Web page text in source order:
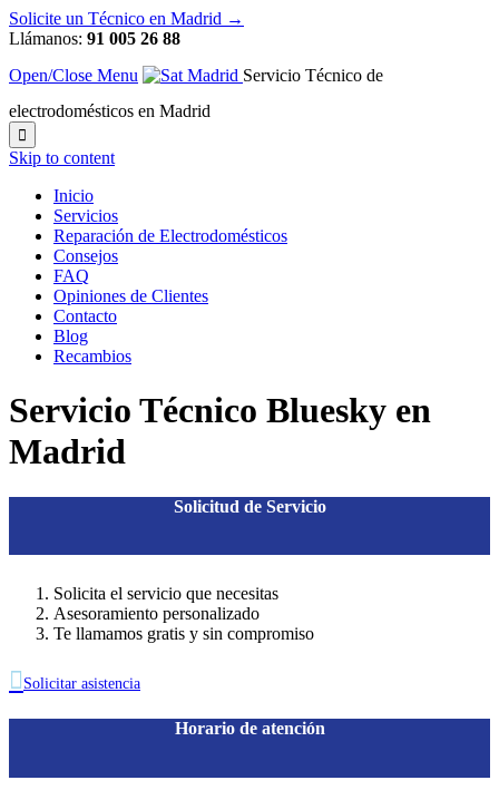
Solicite un Técnico en Madrid →
Llámanos: 91 005 26 88
Open/Close Menu
Servicio Técnico de
electrodomésticos en Madrid

Skip to content
Inicio
Servicios
Reparación de Electrodomésticos
Consejos
FAQ
Opiniones de Clientes
Contacto
Blog
Recambios
Servicio Técnico Bluesky en
Madrid
Solicitud de Servicio
Solicita el servicio que necesitas
Asesoramiento personalizado
Te llamamos gratis y sin compromiso
 Solicitar asistencia
Horario de atención